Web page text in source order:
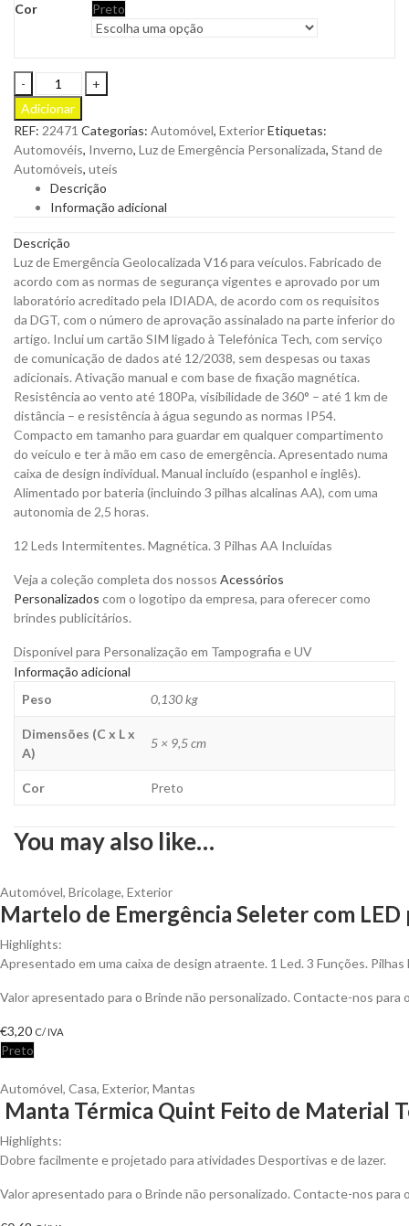
Cor Preto
de
Emergência
V16
Geolocalizada
Pylon
para
Veículos
quantity
Adicionar
REF: 22471 Categorias: Automóvel, ExteriorEtiquetas:
Automovéis, Inverno, Luz de Emergência Personalizada, Stand de
Automóveis, uteis
Descrição
Informação adicional
Descrição
Luz de Emergência Geolocalizada V16 para veículos. Fabricado de
acordo com as normas de segurança vigentes e aprovado por um
laboratório acreditado pela IDIADA, de acordo com os requisitos
da DGT, com o número de aprovação assinalado na parte inferior do
artigo. Inclui um cartão SIM ligado à Telefónica Tech, com serviço
de comunicação de dados até 12/2038, sem despesas ou taxas
adicionais. Ativação manual e com base de fixação magnética.
Resistência ao vento até 180Pa, visibilidade de 360° – até 1 km de
distância – e resistência à água segundo as normas IP54.
Compacto em tamanho para guardar em qualquer compartimento
do veículo e ter à mão em caso de emergência. Apresentado numa
caixa de design individual. Manual incluído (espanhol e inglês).
Alimentado por bateria (incluindo 3 pilhas alcalinas AA), com uma
autonomia de 2,5 horas.
12 Leds Intermitentes. Magnética. 3 Pilhas AA Incluídas
Veja a coleção completa dos nossos Acessórios
Personalizados com o logotipo da empresa, para oferecer como
brindes publicitários.
Disponível para Personalização em Tampografia e UV
Informação adicional
Peso
0,130 kg
Dimensões (C x L x
A)
5 × 9,5 cm
Cor Preto
You may also like…
Automóvel, Bricolage, Exterior
Martelo de Emergência Seleter com LED
Highlights:
Apresentado em uma caixa de design atraente. 1 Led. 3 Funções.
Valor apresentado para o Brinde não personalizado. Contacte-nos
€3,20 C/ IVA
Preto
Automóvel, Casa, Exterior, Mantas
Manta Térmica Quint Feito de Material
Highlights:
Dobre facilmente e projetado para atividades Desportivas e de lazer.
Valor apresentado para o Brinde não personalizado. Contacte-nos